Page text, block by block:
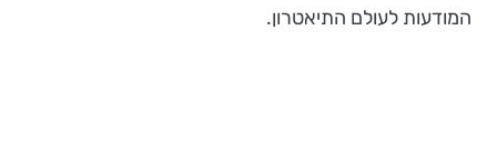
המודעות לעולם התיאטרון.